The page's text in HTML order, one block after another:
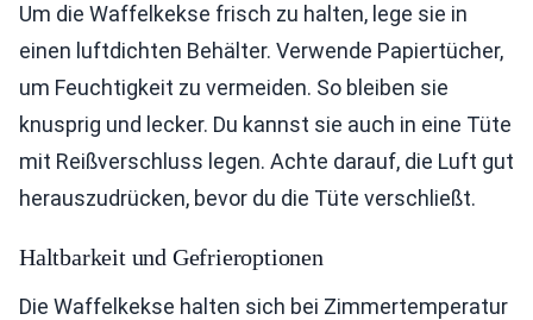
Um die Waffelkekse frisch zu halten, lege sie in
einen luftdichten Behälter. Verwende Papiertücher,
um Feuchtigkeit zu vermeiden. So bleiben sie
knusprig und lecker. Du kannst sie auch in eine Tüte
mit Reißverschluss legen. Achte darauf, die Luft gut
herauszudrücken, bevor du die Tüte verschließt.
Haltbarkeit und Gefrieroptionen
Die Waffelkekse halten sich bei Zimmertemperatur